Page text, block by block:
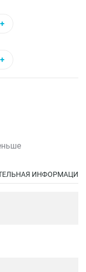
+
+
ИНФОРМАЦИЯ